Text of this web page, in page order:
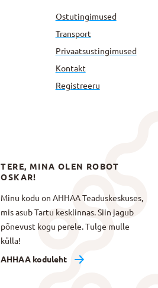
Ostutingimused
Transport
Privaatsus­tingimused
Kontakt
Registreeru
TERE, MINA OLEN ROBOT
OSKAR!
Minu kodu on AHHAA Teaduskeskuses,
mis asub Tartu kesklinnas. Siin jagub
põnevust kogu perele. Tulge mulle
külla!
AHHAA koduleht